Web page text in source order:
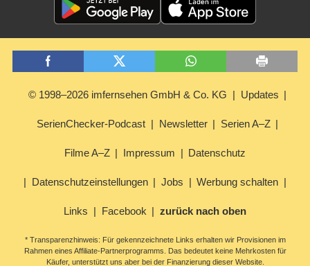
© 1998–2026 imfernsehen GmbH & Co. KG Updates
SerienChecker-Podcast Newsletter Serien A–Z
Filme A–Z Impressum Datenschutz
Datenschutzeinstellungen Jobs Werbung schalten
Links Facebook zurück nach oben
* Transparenzhinweis: Für gekennzeichnete Links erhalten wir Provisionen im
Rahmen eines Affiliate-Partnerprogramms. Das bedeutet keine Mehrkosten für
Käufer, unterstützt uns aber bei der Finanzierung dieser Website.